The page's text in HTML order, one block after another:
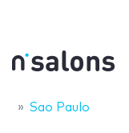
Sao Paulo